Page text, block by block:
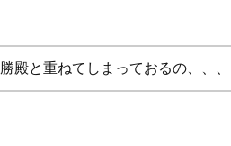
殿と重ねてしまっておるの、、、